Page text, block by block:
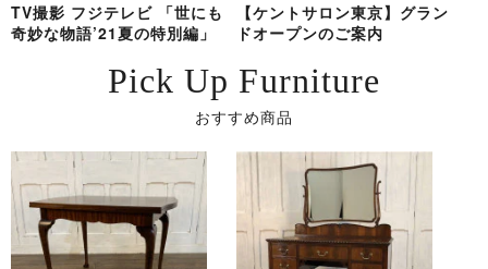
TV撮影 フジテレビ 「世にも
奇妙な物語’21夏の特別編」
【ケントサロン東京】グラン
ドオープンのご案内
Pick Up Furniture
おすすめ商品